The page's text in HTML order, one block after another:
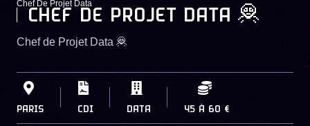
Chef De Projet Data
CHEF DE PROJET DATA 🦧
Chef de Projet Data 🦧
PARIS CDI DATA 45 À 60 €